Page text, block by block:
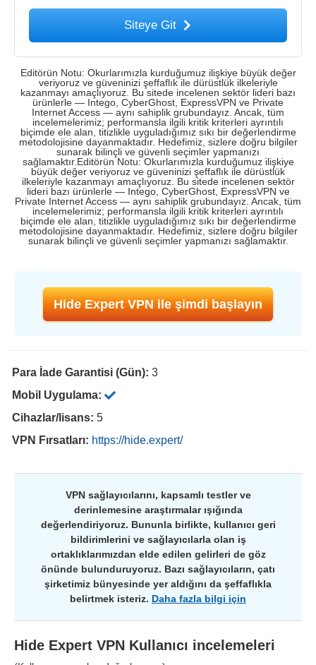
Siteye Git
Editörün Notu: Okurlarımızla kurduğumuz ilişkiye büyük değer
veriyoruz ve güveninizi şeffaflık ile dürüstlük ilkeleriyle
kazanmayı amaçlıyoruz. Bu sitede incelenen sektör lideri bazı
ürünlerle — Intego, CyberGhost, ExpressVPN ve Private
Internet Access — aynı sahiplik grubundayız. Ancak, tüm
incelemelerimiz; performansla ilgili kritik kriterleri ayrıntılı
biçimde ele alan, titizlikle uyguladığımız sıkı bir değerlendirme
metodolojisine dayanmaktadır. Hedefimiz, sizlere doğru bilgiler
sunarak bilinçli ve güvenli seçimler yapmanızı
sağlamaktır.Editörün Notu: Okurlarımızla kurduğumuz ilişkiye
büyük değer veriyoruz ve güveninizi şeffaflık ile dürüstlük
ilkeleriyle kazanmayı amaçlıyoruz. Bu sitede incelenen sektör
lideri bazı ürünlerle — Intego, CyberGhost, ExpressVPN ve
Private Internet Access — aynı sahiplik grubundayız. Ancak, tüm
incelemelerimiz; performansla ilgili kritik kriterleri ayrıntılı
biçimde ele alan, titizlikle uyguladığımız sıkı bir değerlendirme
metodolojisine dayanmaktadır. Hedefimiz, sizlere doğru bilgiler
sunarak bilinçli ve güvenli seçimler yapmanızı sağlamaktır.
Hide Expert VPN ile şimdi başlayın
Para İade Garantisi (Gün): 3
Mobil Uygulama:
Cihazlar/lisans: 5
VPN Fırsatları: https://hide.expert/
VPN sağlayıcılarını, kapsamlı testler ve
derinlemesine araştırmalar ışığında
değerlendiriyoruz. Bununla birlikte, kullanıcı geri
bildirimlerini ve sağlayıcılarla olan iş
ortaklıklarımızdan elde edilen gelirleri de göz
önünde bulunduruyoruz. Bazı sağlayıcıların, çatı
şirketimiz bünyesinde yer aldığını da şeffaflıkla
belirtmek isteriz. Daha fazla bilgi için
Hide Expert VPN Kullanıcı incelemeleri